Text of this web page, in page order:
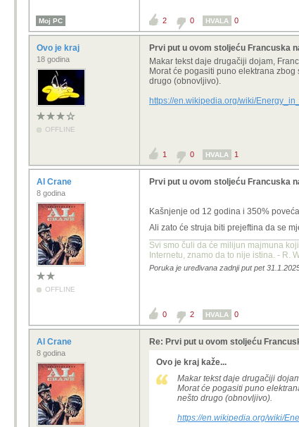
Moj PC 2 0 HVALA 0
Ovo je kraj
18 godina
OFFLINE
Prvi put u ovom stoljeću Francuska
Makar tekst daje drugačiji dojam,
Morat će pogasiti puno elektrana
drugo (obnovljivo).
https://en.wikipedia.org/wiki/
1 0 HVALA 1
Al Crane
8 godina
OFFLINE
Prvi put u ovom stoljeću Francuska
Kašnjenje od 12 godina i 350%
Ali zato će struja biti prejeftina da se
Svi smo čuli da će milijun majmuna
Internetu, znamo da to nije istina. - R.
Poruka je uređivana zadnji put pet
0 2 HVALA 0
Al Crane
8 godina
Re: Prvi put u ovom stoljeću
Ovo je kraj kaže...
Makar tekst daje drugačiji
Morat će pogasiti puno
nešto drugo (obnovljivo).
https://en.wikipedia.org/wiki/